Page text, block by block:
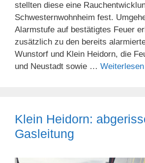
stellten diese eine
Schwesternwohnheim fest.
Alarmstufe auf bestätigtes Feuer
zusätzlich zu den bereits
Wunstorf und Klein Heidorn, die
und Neustadt sowie … Weiterlesen
Klein Heidorn:
Gasleitung